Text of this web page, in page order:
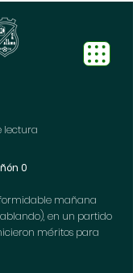
lectura
0
mañana
en un partido
méritos para